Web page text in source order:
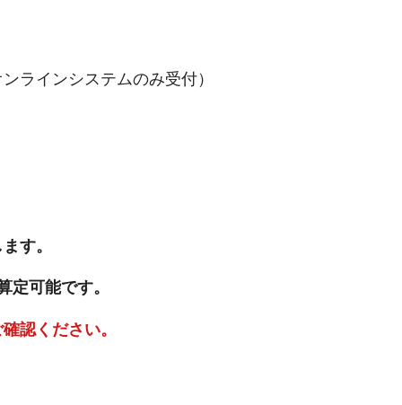
ラインシステムのみ受付）
す。
定可能です。
認ください。